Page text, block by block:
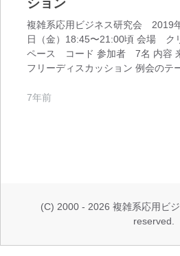
複雑系応用ビジネス研究会 2019
日（金）18:45〜21:00頃 会場 ク
ペース コード 参加者 7名 内容
フリーディスカッション 例会のテ
7年前
(C) 2000 - 2026 複雑系応用ビ
reserved.